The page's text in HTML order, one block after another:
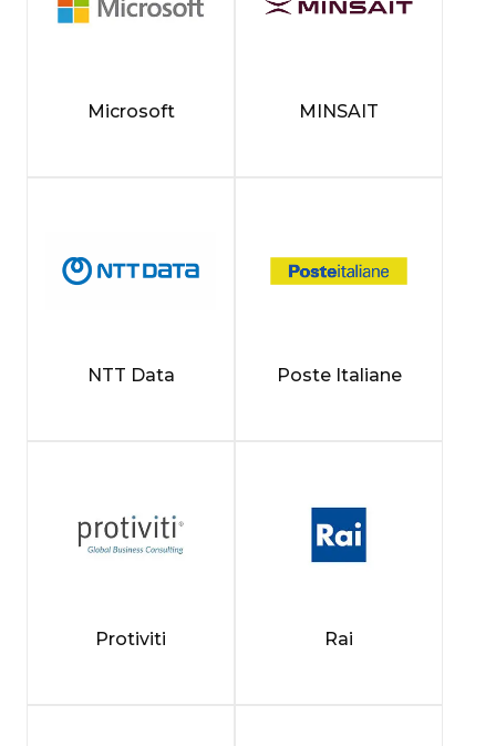
Microsoft MINSAIT
NTT Data Poste Italiane
Protiviti Rai